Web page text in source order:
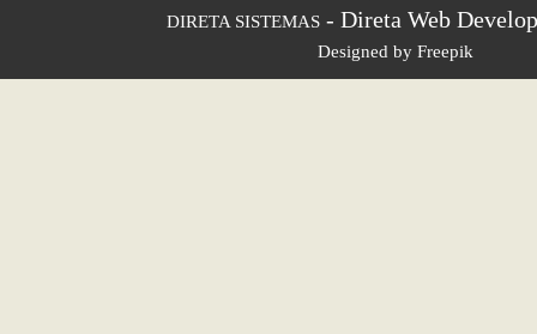
DIRETA SISTEMAS- Direta Web
Designed by Freepik